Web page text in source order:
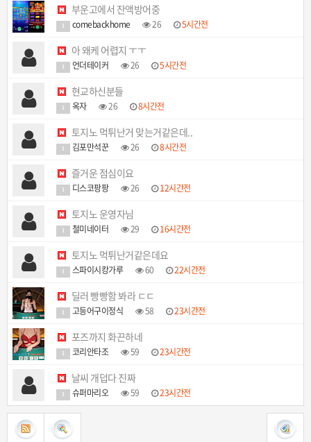
부운고에서 잔액방어중
comebackhome 26 5시간전
아 왜케 어렵지 ㅜㅜ
언더테이커 26 5시간전
현교하신분들
옥자 26 8시간전
토지노 먹튀난거 맞는거같은데..
김포만석꾼 26 8시간전
즐거운 점심이요
디스코팡팡 26 12시간전
토지노 운영자님
철미네이터 29 16시간전
토지노 먹튀난거같은데요
스파이시캉가루 60 22시간전
딜러 빵빵함 봐라 ㄷㄷ
고등어구이정식 58 23시간전
포즈까지 화끈하네
코리안타조 59 23시간전
날씨 개덥다 진짜
슈퍼마리오 59 23시간전